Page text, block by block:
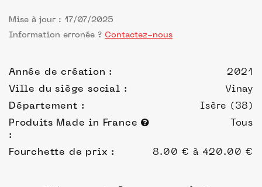
Mise à jour : 17/07/2025
Information erronée ? Contactez-nous
Année de création :
2021
Ville du siège social :
Vinay
Département :
Isère (38)
Produits Made in France
:
Tous
Fourchette de prix : 8.00 € à 420.00 €